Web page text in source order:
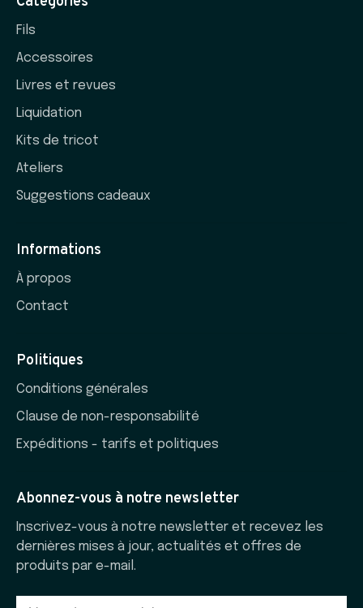
Fils
Accessoires
Livres et revues
Liquidation
Kits de tricot
Ateliers
Suggestions cadeaux
Informations
À propos
Contact
Politiques
Conditions générales
Clause de non-responsabilité
Expéditions - tarifs et politiques
Abonnez-vous à notre newsletter
Inscrivez-vous à notre newsletter et recevez les
dernières mises à jour, actualités et offres de
produits par e-mail.